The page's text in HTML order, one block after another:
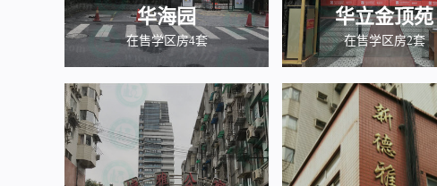
华海园
在售学区房4套
华立金顶苑
在售学区房2套